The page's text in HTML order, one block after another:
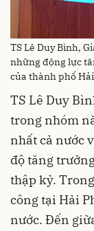
TS Lê Duy Bình,
những động lực
của thành phố
TS Lê Duy
trong nhóm
nhất cả nước
độ tăng
thập kỷ.
công tại Hải
nước. Đến